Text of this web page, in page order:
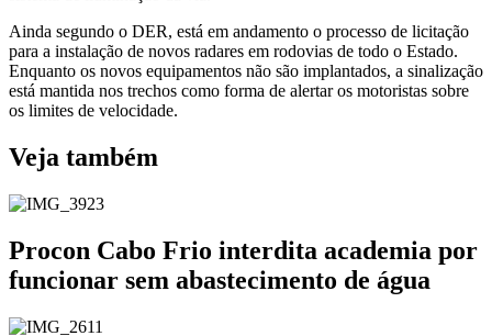
Ainda segundo o DER, está em andamento o processo de licitação
para a instalação de novos radares em rodovias de todo o Estado.
Enquanto os novos equipamentos não são implantados, a sinalização
está mantida nos trechos como forma de alertar os motoristas sobre
os limites de velocidade.
Veja também
Procon Cabo Frio interdita academia por
funcionar sem abastecimento de água